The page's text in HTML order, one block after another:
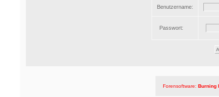
Benutzername:
Passwort:
Forensoftware: Burning